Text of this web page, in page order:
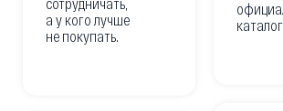
а у кого лучше
не покупать.